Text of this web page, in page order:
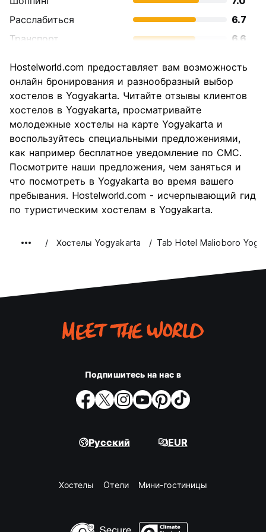
Расслабиться
6.7
Транспорт
6.6
достопримечательностей
8.2
Культура
8.5
Ночная жизнь
Соотношение цены и
качества
8.1
Hostelworld.com предоставляет вам возможность
онлайн бронирования и разнообразный выбор
хостелов в Yogyakarta. Читайте отзывы клиентов
хостелов в Yogyakarta, просматривайте
молодежные хостелы на карте Yogyakarta и
воспользуйтесь специальными предложениями,
как например бесплатное уведомление по СМС.
Посмотрите наши предложения, чем заняться и
что посмотреть в Yogyakarta во время вашего
пребывания. Hostelworld.com - исчерпывающий гид
по туристическим хостелам в Yogyakarta.
Хостелы Yogyakarta Tab Hotel Malioboro
Подпишитесь на нас в
Русский EUR
Хостелы Oтели Мини-гостиницы